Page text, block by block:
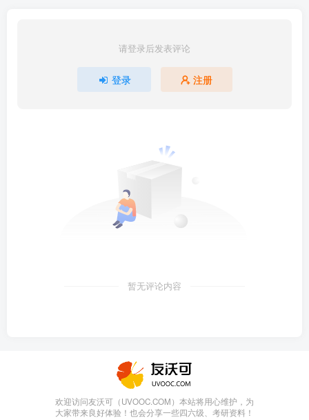
请登录后发表评论
登录 注册
暂无评论内容
欢迎访问友沃可（UVOOC.COM）本站将用心维护，为
大家带来良好体验！也会分享一些四六级、考研资料！